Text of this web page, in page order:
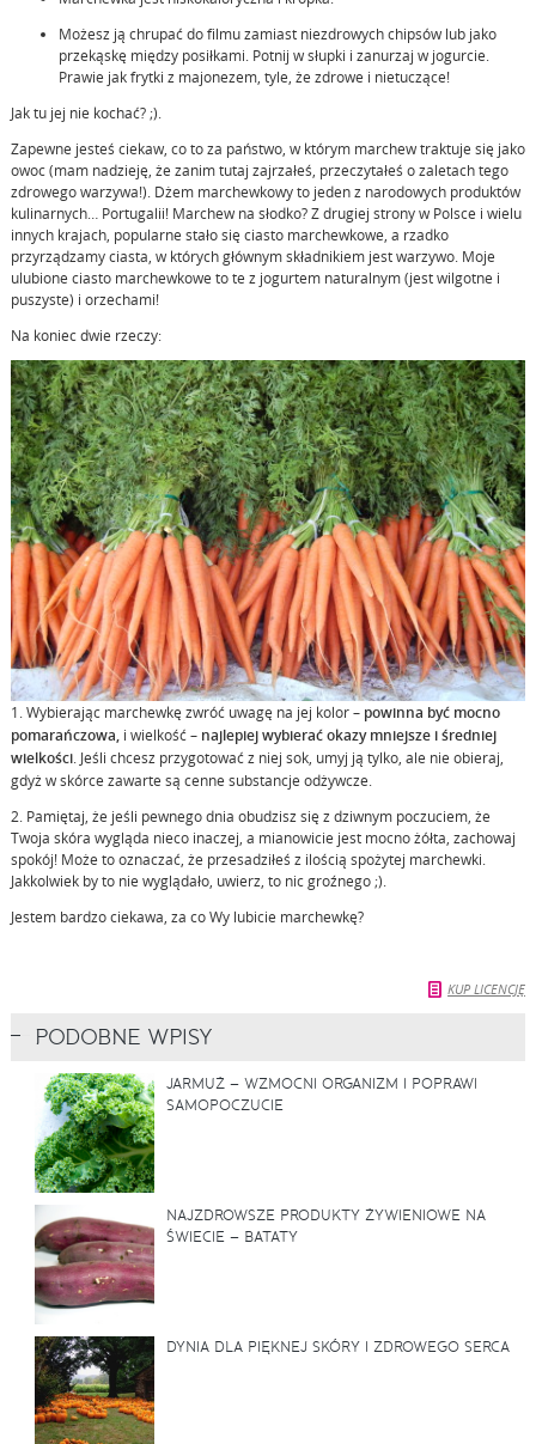
Możesz ją chrupać do filmu zamiast niezdrowych chipsów lub jako
przekąskę między posiłkami. Potnij w słupki i zanurzaj w jogurcie.
Prawie jak frytki z majonezem, tyle, że zdrowe i nietuczące!
Jak tu jej nie kochać? ;).
Zapewne jesteś ciekaw, co to za państwo, w którym marchew traktuje się jako
owoc (mam nadzieję, że zanim tutaj zajrzałeś, przeczytałeś o zaletach tego
zdrowego warzywa!). Dżem marchewkowy to jeden z narodowych produktów
kulinarnych… Portugalii! Marchew na słodko? Z drugiej strony w Polsce i wielu
innych krajach, popularne stało się ciasto marchewkowe, a rzadko
przyrządzamy ciasta, w których głównym składnikiem jest warzywo. Moje
ulubione ciasto marchewkowe to te z jogurtem naturalnym (jest wilgotne i
puszyste) i orzechami!
Na koniec dwie rzeczy:
1. Wybierając marchewkę zwróć uwagę na jej kolor – powinna być mocno
pomarańczowa, i wielkość – najlepiej wybierać okazy mniejsze i średniej
wielkości. Jeśli chcesz przygotować z niej sok, umyj ją tylko, ale nie obieraj,
gdyż w skórce zawarte są cenne substancje odżywcze.
2. Pamiętaj, że jeśli pewnego dnia obudzisz się z dziwnym poczuciem, że
Twoja skóra wygląda nieco inaczej, a mianowicie jest mocno żółta, zachowaj
spokój! Może to oznaczać, że przesadziłeś z ilością spożytej marchewki.
Jakkolwiek by to nie wyglądało, uwierz, to nic groźnego ;).
Jestem bardzo ciekawa, za co Wy lubicie marchewkę?
KUP LICENCJĘ
PODOBNE WPISY
JARMUŻ – WZMOCNI ORGANIZM I POPRAWI
SAMOPOCZUCIE
NAJZDROWSZE PRODUKTY ŻYWIENIOWE NA
ŚWIECIE – BATATY
DYNIA DLA PIĘKNEJ SKÓRY I ZDROWEGO SERCA